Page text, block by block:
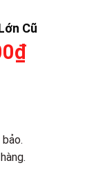
Cũ
₫Giá